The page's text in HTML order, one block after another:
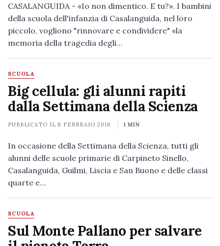
CASALANGUIDA - «Io non dimentico. E tu?». I bambini
della scuola dell'infanzia di Casalanguida, nel loro
piccolo, vogliono "rinnovare e condividere" «la
memoria della tragedia degli…
SCUOLA
Big cellula: gli alunni rapiti
dalla Settimana della Scienza
PUBBLICATO IL 8 FEBBRAIO 2016 1 MIN
In occasione della Settimana della Scienza, tutti gli
alunni delle scuole primarie di Carpineto Sinello,
Casalanguida, Guilmi, Liscia e San Buono e delle classi
quarte e…
SCUOLA
Sul Monte Pallano per salvare